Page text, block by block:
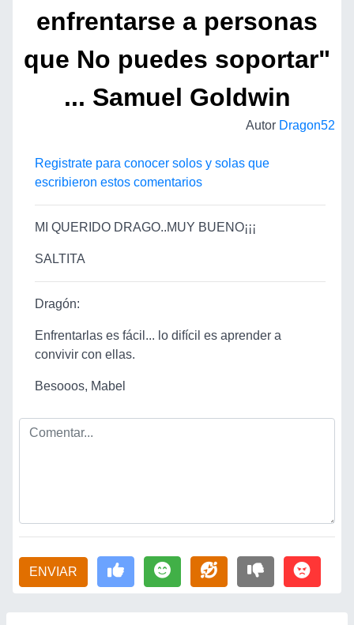
enfrentarse a personas
que No puedes soportar"
... Samuel Goldwin
Autor Dragon52
Registrate para conocer solos y solas que
escribieron estos comentarios
MI QUERIDO DRAGO..MUY BUENO¡¡¡
SALTITA
Dragón:
Enfrentarlas es fácil... lo difícil es aprender a
convivir con ellas.
Besooos, Mabel
ENVIAR